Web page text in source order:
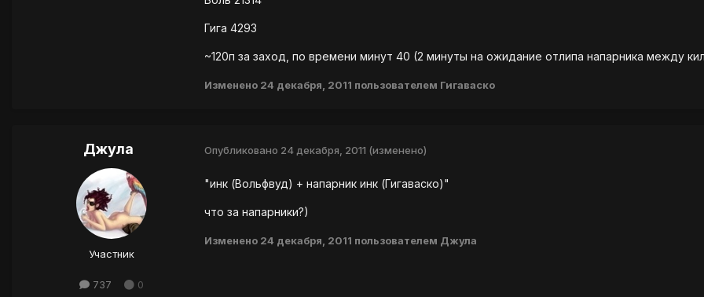
Гига 4293
~120п за заход, по времени минут 40 (2 минуты на ожидание отлипа напарника между
Изменено 24 декабря, 2011 пользователем Гигаваско
Джула
Участник
737 0
Опубликовано 24 декабря, 2011 (изменено)
"инк (Вольфвуд) + напарник инк (Гигаваско)"
что за напарники?)
Изменено 24 декабря, 2011 пользователем Джула